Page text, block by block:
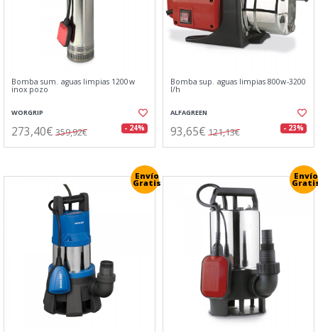
Bomba sum. aguas limpias 1200w
inox pozo
WORGRIP
273,40€ 359,92€ - 24%
Bomba sup. aguas limpias 800w-3200
l/h
ALFAGREEN
93,65€ 121,13€ - 23%
Envío
Gratis
Envío